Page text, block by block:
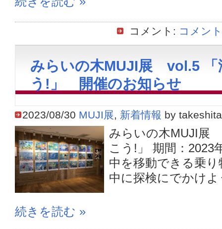
コメント: コメン
みらいの木MUJI展 vol.5 「
う!」 開催のお知らせ
2023/08/30 MUJI展, 新着情報 by takeshita
みらいの木MUJI展
こう!」 期間：2023
中を移動できる乗
中に探検にでかけ
続きを読む »